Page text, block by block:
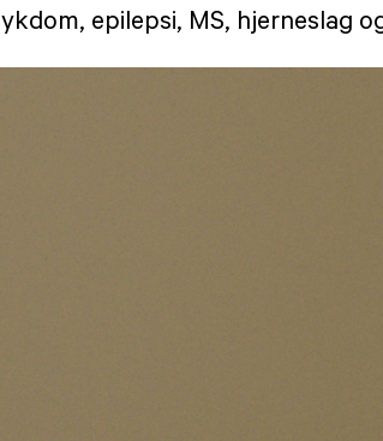
epilepsi, MS, hjerneslag